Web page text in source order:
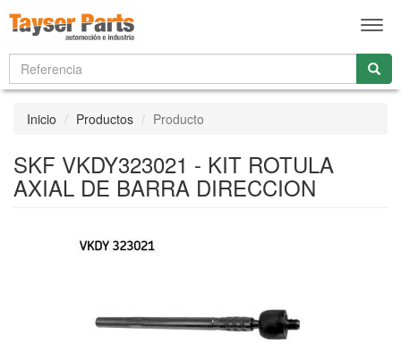
Inicio Productos Producto
SKF VKDY323021 - KIT ROTULA
AXIAL DE BARRA DIRECCION